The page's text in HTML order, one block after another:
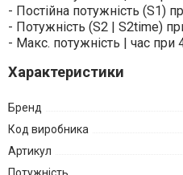
- Постійна потужність (S1)
- Потужність (S2 | S2time)
- Макс. потужність | час
Характеристики
Бренд
Код виробника
Артикул